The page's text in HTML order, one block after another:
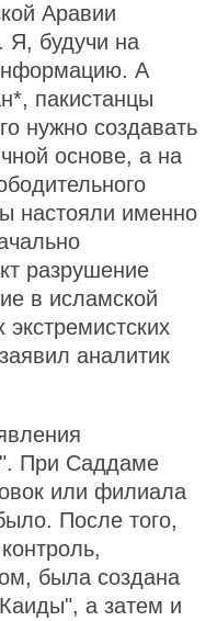
Аравии
Я, будучи на
А
пакистанцы
нужно создавать
основе, а на
настояли именно
разрушение
в исламской
аналитик
При Саддаме
или филиала
После того,
была создана
а затем и